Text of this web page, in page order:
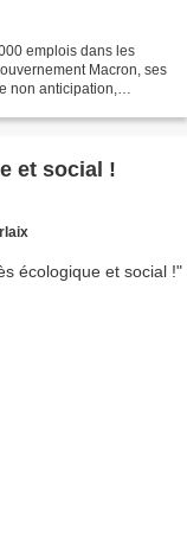
emplois dans les
Macron, ses
non anticipation,
et social !